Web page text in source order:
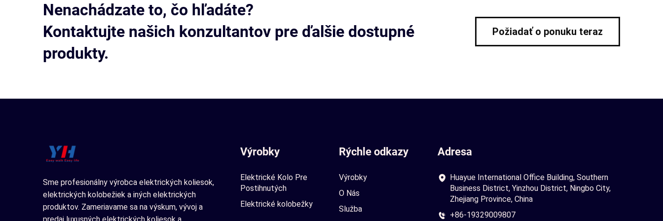
Nenachádzate to, čo hľadáte?
Kontaktujte našich konzultantov pre ďalšie dostupné
produkty.
Požiadať o ponuku teraz
Sme profesionálny výrobca elektrických koliesok,
elektrických kolobežiek a iných elektrických
produktov. Zameriavame sa na výskum, vývoj a
Výrobky
Elektrické Kolo Pre
Postihnutých
Elektrické kolobežky
Rýchle odkazy
Výrobky
O Nás
Služba
Adresa
Huayue International Office Building, Southern
Business District, Yinzhou District, Ningbo City,
Zhejiang Province, China
+86-19329009807